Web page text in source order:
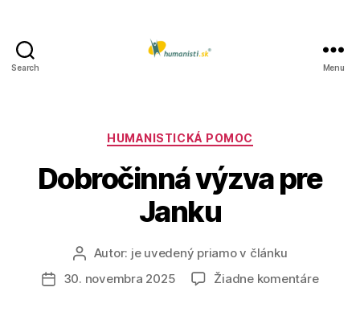
Search Menu
Kategórie
HUMANISTICKÁ POMOC
Dobročinná výzva pre
Janku
AutorAutor: je uvedený priamo v článku
Dátum30. novembra 2025 Žiadne komentárena